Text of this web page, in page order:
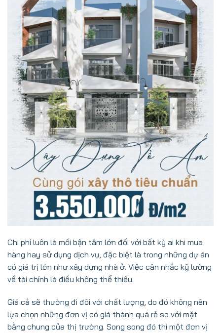
Chi phí luôn là mối bận tâm lớn đối với bất kỳ ai khi mua
hàng hay sử dụng dịch vụ, đặc biệt là trong những dự án
có giá trị lớn như xây dựng nhà ở. Việc cân nhắc kỹ lưỡng
về tài chính là điều không thể thiếu.
Giá cả sẽ thường đi đôi với chất lượng, do đó không nên
lựa chọn những đơn vị có giá thành quá rẻ so với mặt
bằng chung của thị trường. Song song đó thì một đơn vị